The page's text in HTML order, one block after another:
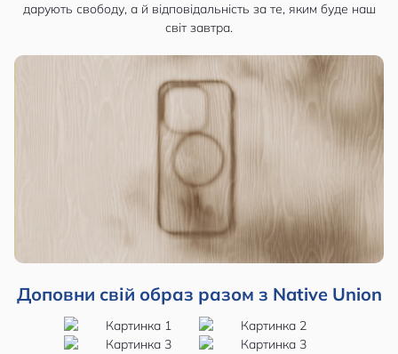
дарують свободу, а й відповідальність за те, яким буде наш
світ завтра.
Доповни свій образ разом з Native Union